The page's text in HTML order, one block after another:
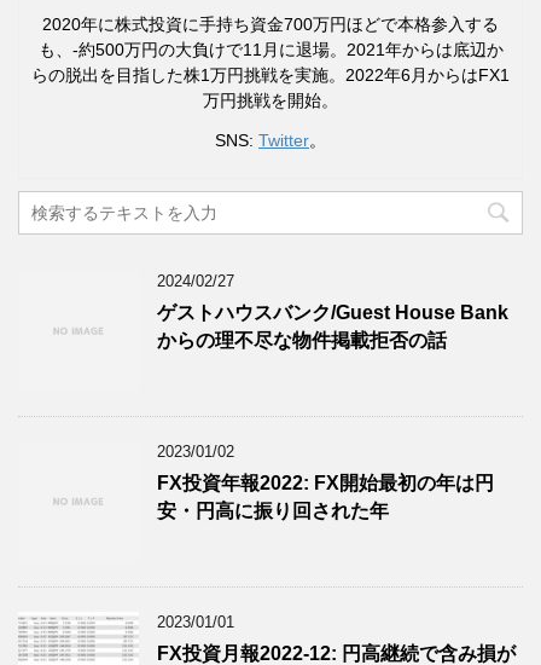
2020年に株式投資に手持ち資金700万円ほどで本格参入する
も、-約500万円の大負けで11月に退場。2021年からは底辺か
らの脱出を目指した株1万円挑戦を実施。2022年6月からはFX1
万円挑戦を開始。
SNS: Twitter。
2024/02/27
ゲストハウスバンク/Guest House Bank
からの理不尽な物件掲載拒否の話
2023/01/02
FX投資年報2022: FX開始最初の年は円
安・円高に振り回された年
2023/01/01
FX投資月報2022-12: 円高継続で含み損が